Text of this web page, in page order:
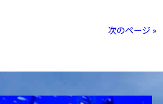
次のページ »